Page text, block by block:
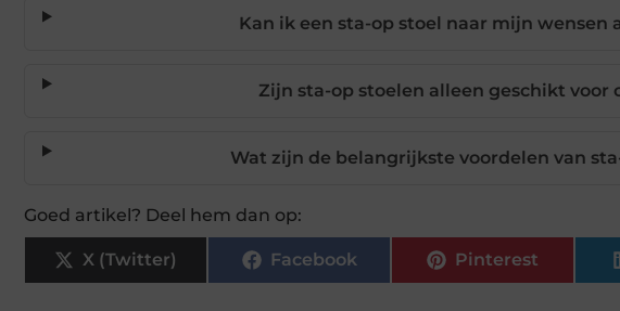
Kan ik een sta-op stoel naar mijn wensen
Zijn sta-op stoelen alleen geschikt voor
Wat zijn de belangrijkste voordelen van
Goed artikel? Deel hem dan op:
X (Twitter) Facebook Pinterest